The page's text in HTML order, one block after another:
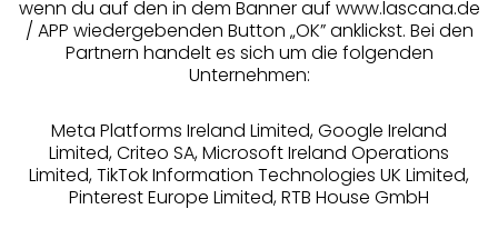
Rechtliches
Alle Preise inkl. MwSt., zzgl.
Versandkosten
wenn du auf den in dem Banner auf www.lascana.de
/ APP wiedergebenden Button „OK” anklickst. Bei den
Partnern handelt es sich um die folgenden
Unternehmen:
Meta Platforms Ireland Limited, Google Ireland
Limited, Criteo SA, Microsoft Ireland Operations
Limited, TikTok Information Technologies UK Limited,
Pinterest Europe Limited, RTB House GmbH